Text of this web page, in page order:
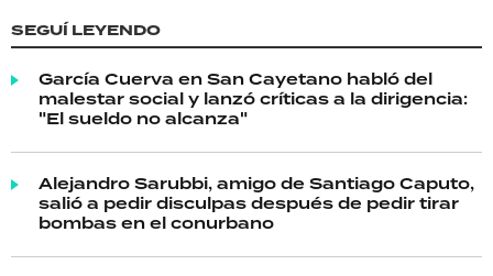
SEGUÍ LEYENDO
García Cuerva en San Cayetano habló del
malestar social y lanzó críticas a la dirigencia:
"El sueldo no alcanza"
Alejandro Sarubbi, amigo de Santiago Caputo,
salió a pedir disculpas después de pedir tirar
bombas en el conurbano